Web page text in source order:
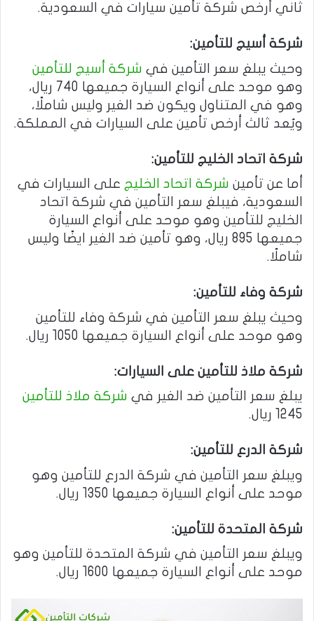
ثاني أرخص شركة تأمين سيارات في السعودية.
شركة أسيج للتأمين:
وحيث يبلغ سعر التأمين في شركة أسيج للتأمين
وهو موحد على أنواع السيارة جميعها 740 ريال،
وهو في المتناول ويكون ضد الغير وليس شاملًا،
ويُعد ثالث أرخص تأمين على السيارات في المملكة.
شركة اتحاد الخليج للتأمين:
أما عن تأمين شركة اتحاد الخليج على السيارات في
السعودية، فيبلغ سعر التأمين في شركة اتحاد
الخليج للتأمين وهو موحد على أنواع السيارة
جميعها 895 ريال، وهو تأمين ضد الغير ايضًا وليس
شاملًا.
شركة وفاء للتأمين:
وحيث يبلغ سعر التأمين في شركة وفاء للتأمين
وهو موحد على أنواع السيارة جميعها 1050 ريال.
شركة ملاذ للتأمين على السيارات:
يبلغ سعر التأمين ضد الغير في شركة ملاذ للتأمين
1245 ريال.
شركة الدرع للتأمين:
ويبلغ سعر التأمين في شركة الدرع للتأمين وهو
موحد على أنواع السيارة جميعها 1350 ريال.
شركة المتحدة للتأمين:
ويبلغ سعر التأمين في شركة المتحدة للتأمين وهو
موحد على أنواع السيارة جميعها 1600 ريال.